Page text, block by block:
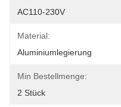
AC110-230V
Material:
Aluminiumlegierung
Min Bestellmenge:
2 Stück